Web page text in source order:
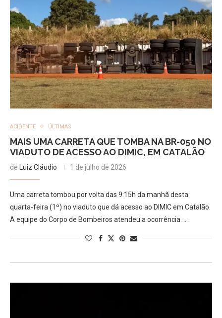
ACIDENTE ÚLTIMAS
MAIS UMA CARRETA QUE TOMBA NA BR-050 NO
VIADUTO DE ACESSO AO DIMIC, EM CATALÃO
de Luiz Cláudio 1 de julho de 2026
Uma carreta tombou por volta das 9:15h da manhã desta
quarta-feira (1º) no viaduto que dá acesso ao DIMIC em Catalão.
A equipe do Corpo de Bombeiros atendeu a ocorrência. …